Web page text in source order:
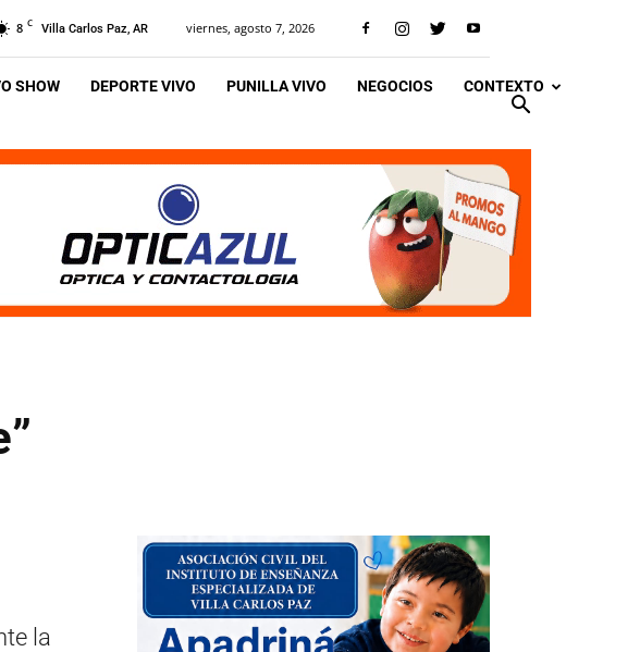
8 C Villa Carlos Paz, AR viernes, agosto 7, 2026
SHOW DEPORTE VIVO PUNILLA VIVO NEGOCIOS CONTEXTO
la